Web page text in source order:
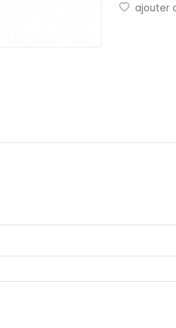
ajouter